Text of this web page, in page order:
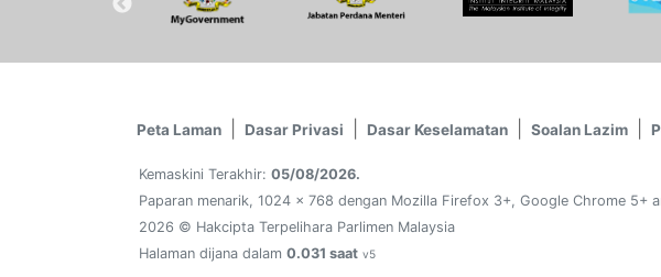
Peta Laman Dasar Privasi Dasar Keselamatan Soalan Lazim
Kemaskini Terakhir: 05/08/2026.
Paparan menarik, 1024 x 768 dengan Mozilla Firefox 3+, Google Chrome 5+
2026 © Hakcipta Terpelihara Parlimen Malaysia
Halaman dijana dalam 0.031 saat v5